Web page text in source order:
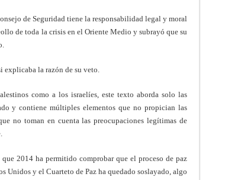
de Seguridad tiene la responsabilidad legal y moral
de toda la crisis en el Oriente Medio y subrayó que su
explicaba la razón de su veto.
como a los israelíes, este texto aborda solo las
y contiene múltiples elementos que no propician las
no toman en cuenta las preocupaciones legítimas de
2014 ha permitido comprobar que el proceso de paz
Unidos y el Cuarteto de Paz ha quedado soslayado, algo